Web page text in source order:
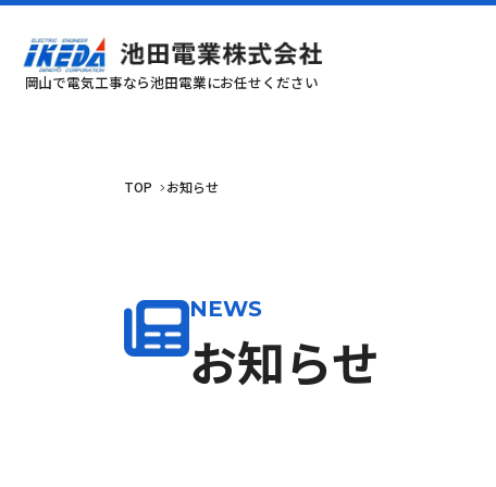
岡山で電気工事なら池田電業にお任せください
TOP お知らせ
NEWS
お知らせ